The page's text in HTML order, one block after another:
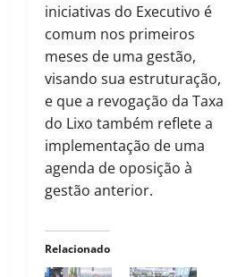
iniciativas do Executivo é
comum nos primeiros
meses de uma gestão,
visando sua estruturação,
e que a revogação da Taxa
do Lixo também reflete a
implementação de uma
agenda de oposição à
gestão anterior.
Relacionado